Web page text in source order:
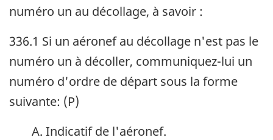
numéro un au décollage, à savoir :
336.1 Si un aéronef au décollage n'est pas le
numéro un à décoller, communiquez-lui un
numéro d'ordre de départ sous la forme
suivante: (P)
Indicatif de l'aéronef.